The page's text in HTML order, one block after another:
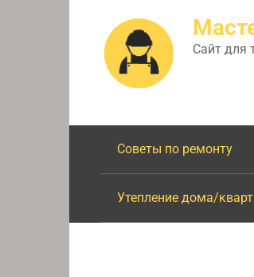
Сайт для
Советы по ремонту
Утепление дома/